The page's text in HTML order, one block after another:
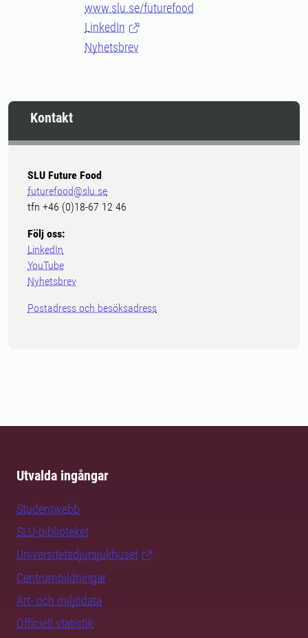
www.slu.se/futurefood
LinkedIn
Nyhetsbrev
Kontakt
SLU Future Food
futurefood@slu.se
tfn +46 (0)18-67 12 46
Följ oss:
LinkedIn
YouTube
Nyhetsbrev
Postadress och besöksadress
Utvalda ingångar
Studentwebb
SLU-biblioteket
Universitetsdjursjukhuset
Centrumbildningar
Art- och miljödata
Officiell statistik